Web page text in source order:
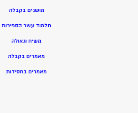
מושגים בקבלה
תלמוד עשר הספירות
משיח וגאולה
מאמרים בקבלה
מאמרים בחסידות